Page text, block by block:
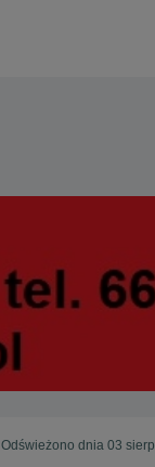
Odświeżono dnia 03